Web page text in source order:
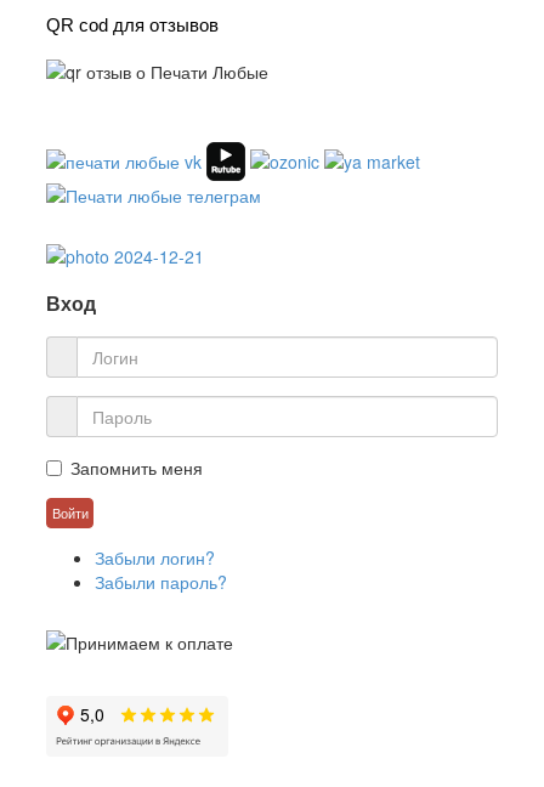
QR cod для отзывов
Вход
Запомнить меня
Забыли логин?
Забыли пароль?